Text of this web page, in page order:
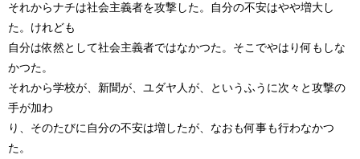
それからナチは社会主義者を攻撃した。自分の不安はやや増大し
た。けれども
自分は依然として社会主義者ではなかつた。そこでやはり何もしな
かつた。
それから学校が、新聞が、ユダヤ人が、というふうに次々と攻撃の
手が加わ
り、そのたびに自分の不安は増したが、なおも何事も行わなかつ
た。